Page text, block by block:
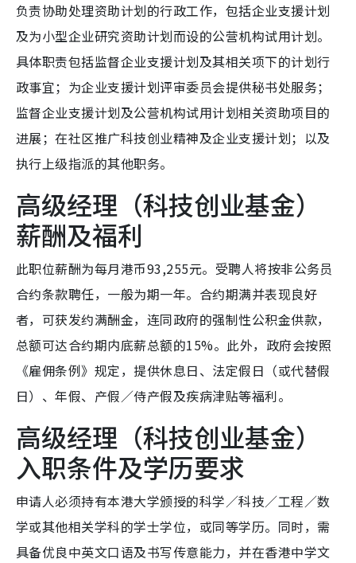
负责协助处理资助计划的行政工作，包括企业支援计划
及为小型企业研究资助计划而设的公营机构试用计划。
具体职责包括监督企业支援计划及其相关项下的计划行
政事宜；为企业支援计划评审委员会提供秘书处服务；
监督企业支援计划及公营机构试用计划相关资助项目的
进展；在社区推广科技创业精神及企业支援计划；以及
执行上级指派的其他职务。
高级经理（科技创业基金）
薪酬及福利
此职位薪酬为每月港币93,255元。受聘人将按非公务员
合约条款聘任，一般为期一年。合约期满并表现良好
者，可获发约满酬金，连同政府的强制性公积金供款，
总额可达合约期内底薪总额的15%。此外，政府会按照
《雇佣条例》规定，提供休息日、法定假日（或代替假
日）、年假、产假／侍产假及疾病津贴等福利。
高级经理（科技创业基金）
入职条件及学历要求
申请人必须持有本港大学颁授的科学／科技／工程／数
学或其他相关学科的学士学位，或同等学历。同时，需
具备优良中英文口语及书写传意能力，并在香港中学文